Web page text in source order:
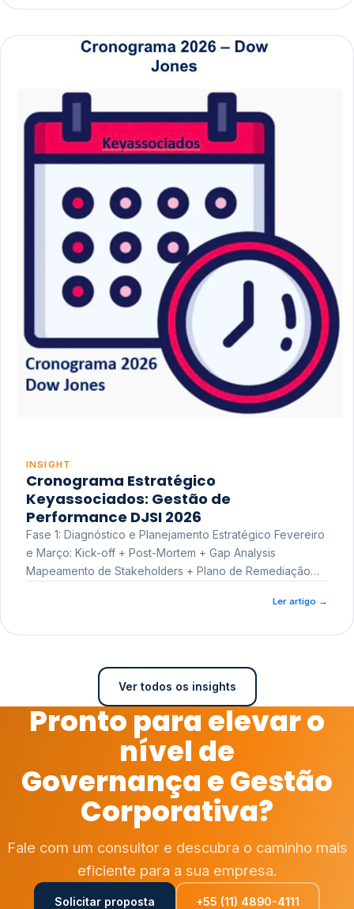
INSIGHT
Cronograma Estratégico
Keyassociados: Gestão de
Performance DJSI 2026
Fase 1: Diagnóstico e Planejamento Estratégico Fevereiro
e Março: Kick-off + Post-Mortem + Gap Analysis
Mapeamento de Stakeholders + Plano de Remediação
Ler artigo →
Ver todos os insights
Pronto para elevar o
nível de
Governança e Gestão
Corporativa?
Fale com um consultor e descubra o caminho mais
eficiente para a sua empresa.
Solicitar proposta +55 (11) 4890-4111